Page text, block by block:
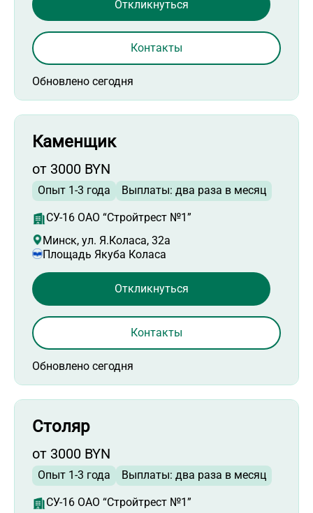
Обновлено сегодня
Откликнуться
Контакты
Каменщик
от 3000 BYN
Опыт 1-3 года Выплаты: два раза в месяц
СУ-16 ОАО “Стройтрест №1”
Минск, ул. Я.Коласа, 32а
Площадь Якуба Коласа
Обновлено сегодня
Откликнуться
Контакты
Столяр
от 3000 BYN
Опыт 1-3 года Выплаты: два раза в месяц
СУ-16 ОАО “Стройтрест №1”